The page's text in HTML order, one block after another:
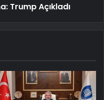
Trump Açıkladı